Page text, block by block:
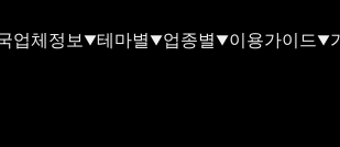
업체정보▼테마별▼업종별▼이용가이드▼